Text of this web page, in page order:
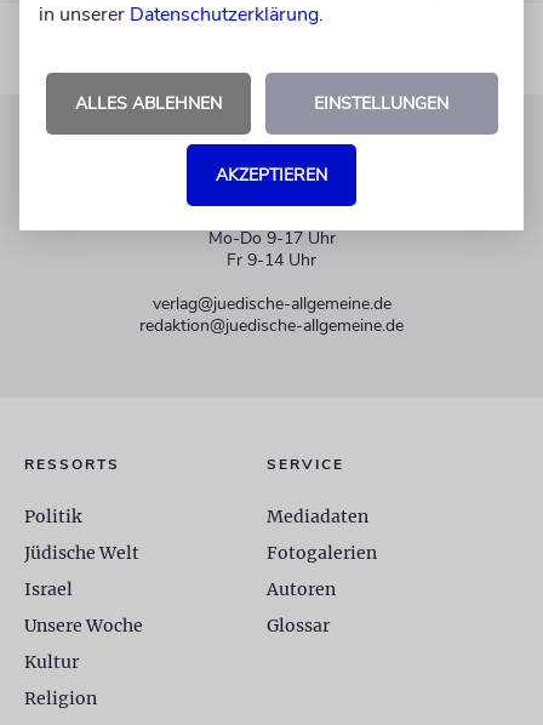
KUNDENSERVICE
Mo-Do 9-17 Uhr
Fr 9-14 Uhr
verlag@juedische-allgemeine.de
redaktion@juedische-allgemeine.de
RESSORTS
Politik
Jüdische Welt
Israel
Unsere Woche
Kultur
Religion
SERVICE
Mediadaten
Fotogalerien
Autoren
Glossar
in unserer Datenschutzerklärung.
ALLES ABLEHNEN EINSTELLUNGEN
AKZEPTIEREN